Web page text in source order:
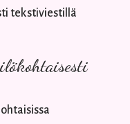
tekstiviestillä